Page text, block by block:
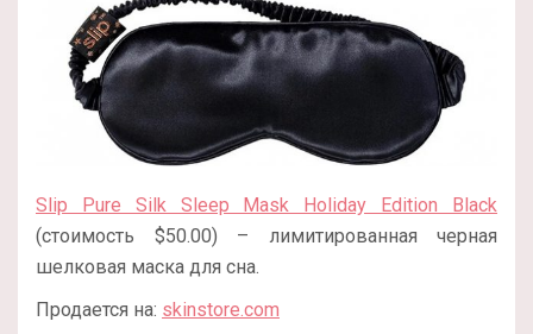
Slip Pure Silk Sleep Mask Holiday Edition Black
(стоимость $50.00) – лимитированная черная
шелковая маска для сна.
Продается на: skinstore.com